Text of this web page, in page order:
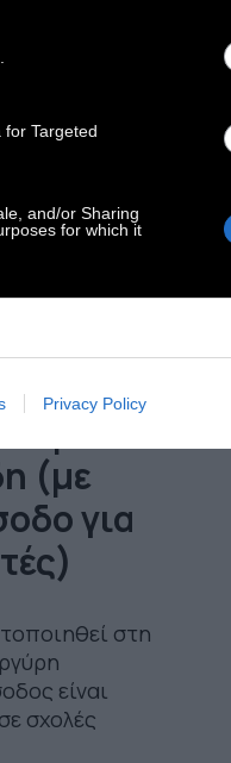
Targeted
and/or Sharing
for which it
Privacy Policy
(με
για
στη
είναι
σχολές